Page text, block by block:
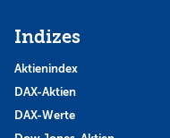
Indizes
Aktienindex
DAX-Aktien
DAX-Werte